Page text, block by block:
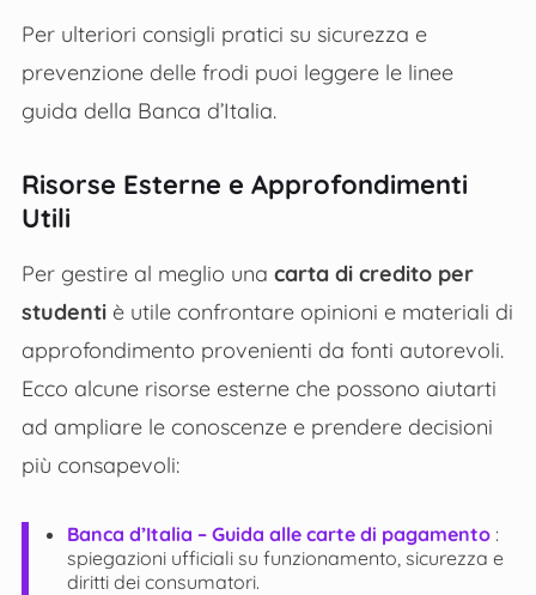
Per ulteriori consigli pratici su sicurezza e
prevenzione delle frodi puoi leggere le linee
guida della Banca d’Italia.
Risorse Esterne e Approfondimenti
Utili
Per gestire al meglio una carta di credito per
studentiè utile confrontare opinioni e materiali di
approfondimento provenienti da fonti autorevoli.
Ecco alcune risorse esterne che possono aiutarti
ad ampliare le conoscenze e prendere decisioni
più consapevoli:
Banca d’Italia – Guida alle carte di pagamento :
spiegazioni ufficiali su funzionamento, sicurezza e
diritti dei consumatori.